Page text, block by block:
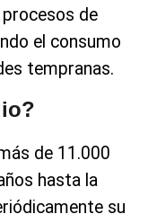
de
el consumo
tempranas.
de 11.000
hasta la
su